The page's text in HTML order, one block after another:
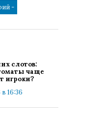
слотов:
чаще
игроки?
16:36